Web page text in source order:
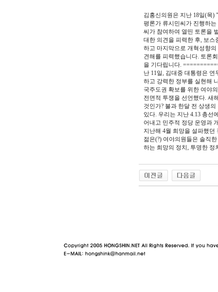
김홍신의원은 지난 18일(목)
평론가 류시민씨가 진행하
씨가 참여하여 열띤 토론을
대한 의견을 피력한 후, 보스
하고 마지막으로 개혁성향
견해를 피력했습니다. 토론
을 기다립니다.
난 11일, 김대중 대통령은
하고 강력한 정부를 실현해
국주도권 확보를 위한 여야
전면적 투쟁을 선언했다. 새
것인가? 불과 한달 전 상생
있다. 우리는 지난 4.13 총선
어내고 민주적 정당 운영과
지난해 4월 희망을 설파했던
젊은(?) 여야의원들은 솔직
하는 희망의 정치, 투명한 정